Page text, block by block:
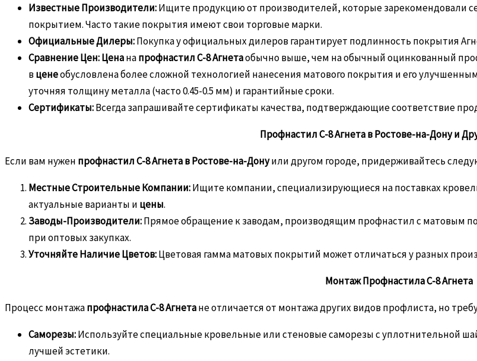
Известные Производители:Ищите продукцию от производителей, которые зарекомендовали
покрытием. Часто такие покрытия имеют свои торговые марки.
Официальные Дилеры:Покупка у официальных дилеров гарантирует подлинность покрытия
Сравнение Цен:Ценанапрофнастил С-8 Агнетаобычно выше, чем на обычный оцинкованный
в ценеобусловлена более сложной технологией нанесения матового покрытия и его
уточняя толщину металла (часто 0.45-0.5 мм) и гарантийные сроки.
Сертификаты:Всегда запрашивайте сертификаты качества, подтверждающие соответствие
Профнастил С-8 Агнета в Ростове-на-Дону и
Если вам нужен профнастил С-8 Агнета в Ростове-на-Донуили другом городе, придерживайтесь
Местные Строительные Компании:Ищите компании, специализирующиеся на поставках
актуальные варианты и цены.
Заводы-Производители:Прямое обращение к заводам, производящим профнастил с матовым
при оптовых закупках.
Уточняйте Наличие Цветов:Цветовая гамма матовых покрытий может отличаться у разных
Монтаж Профнастила С-8 Агнета
Процесс монтажапрофнастила С-8 Агнетане отличается от монтажа других видов профлиста, но
Саморезы:Используйте специальные кровельные или стеновые саморезы с уплотнительной
лучшей эстетики.